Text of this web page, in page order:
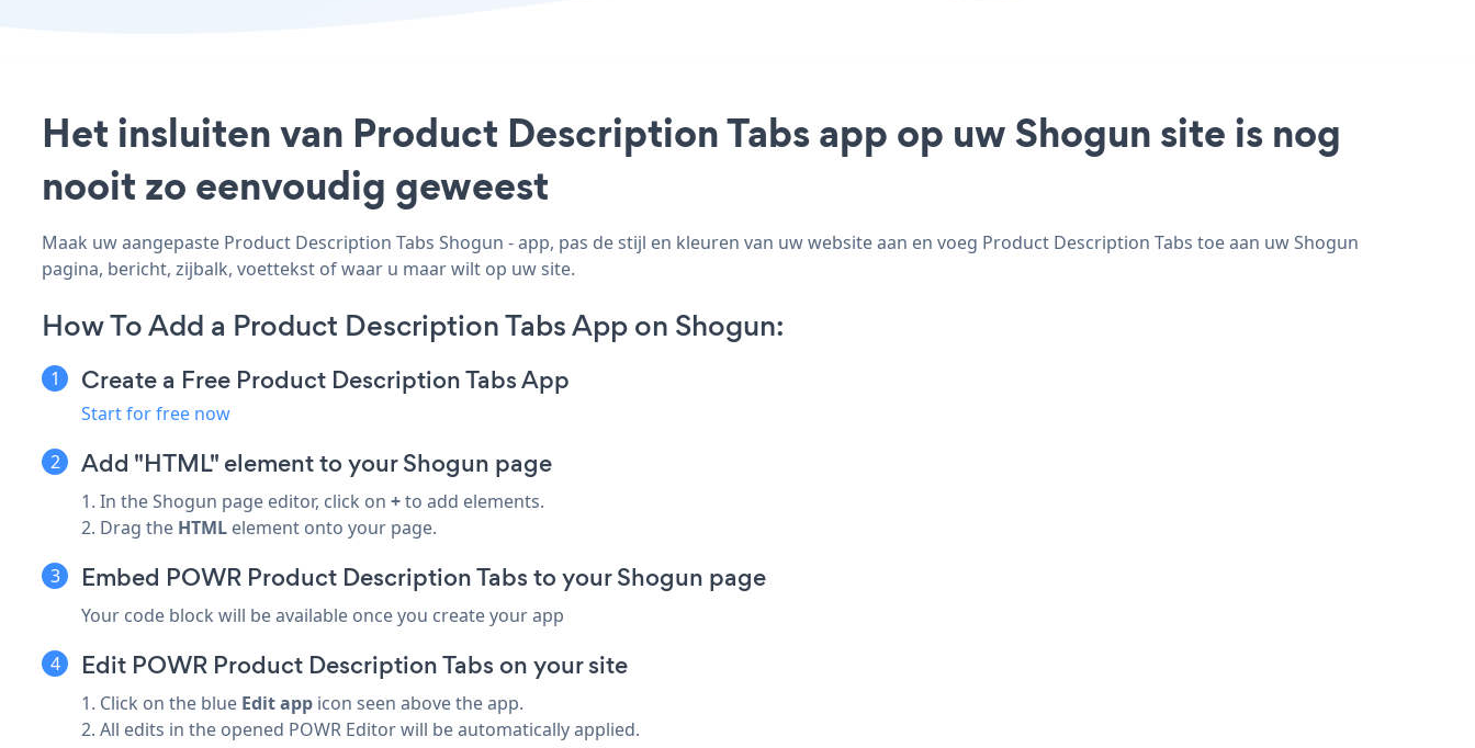
Het insluiten van Product Description Tabs app op uw Shogun site is nog
nooit zo eenvoudig geweest
Maak uw aangepaste Product Description Tabs Shogun - app, pas de stijl en kleuren van uw website aan en voeg Product Description Tabs toe aan uw Shogun
pagina, bericht, zijbalk, voettekst of waar u maar wilt op uw site.
How To Add a Product Description Tabs App on Shogun:
Create a Free Product Description Tabs App
Start for free now
Add "HTML" element to your Shogun page
1. In the Shogun page editor, click on +to add elements.
2. Drag the HTML element onto your page.
Embed POWR Product Description Tabs to your Shogun page
Your code block will be available once you create your app
Edit POWR Product Description Tabs on your site
1. Click on the blue Edit app icon seen above the app.
2. All edits in the opened POWR Editor will be automatically applied.